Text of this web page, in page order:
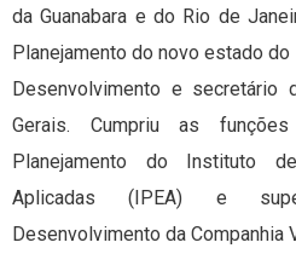
da Guanabara e do Rio de
Planejamento do novo estado
Desenvolvimento e secretário
Gerais. Cumpriu as
Planejamento do Instituto
Aplicadas (IPEA) e
Desenvolvimento da Companhia